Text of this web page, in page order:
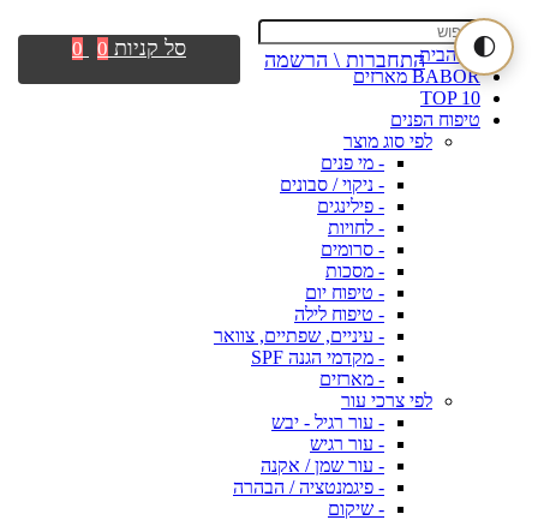
🌓דף הבית
BABOR מארזים
TOP 10
טיפוח הפנים
לפי סוג מוצר
- מי פנים
- ניקוי / סבונים
- פילינגים
- לחויות
- סרומים
- מסכות
- טיפוח יום
- טיפוח לילה
- עיניים, שפתיים, צוואר
- מקדמי הגנה SPF
- מארזים
לפי צרכי עור
- עור רגיל - יבש
- עור רגיש
- עור שמן / אקנה
- פיגמנטציה / הבהרה
- שיקום
התחברות \ הרשמה סל קניות 0
0